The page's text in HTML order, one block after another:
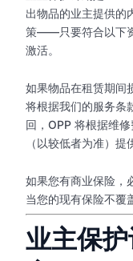
出物品的业主提供的
策——只要符合以下
激活。
如果物品在租赁期
将根据我们的服务条
回，OPP 将根据维
（以较低者为准）
如果您有商业保险，
当您的现有保险不覆
业主保